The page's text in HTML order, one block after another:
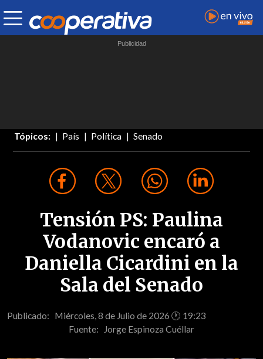
Tópicos: País Política Senado
Tensión PS: Paulina
Vodanovic encaró a
Daniella Cicardini en la
Sala del Senado
Publicado: Miércoles, 8 de Julio de 2026 🕐 19:23
Fuente:
Jorge Espinoza Cuéllar